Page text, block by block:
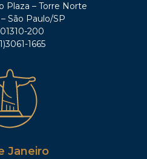
Plaza – Torre Norte
São Paulo/SP
200
1665
Janeiro